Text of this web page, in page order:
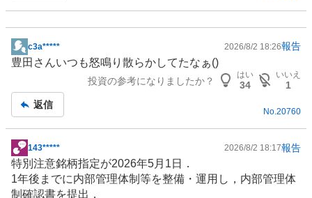
掲
示
事
c3a***** 2026/8/2 18:26報告
豊田さんいつも怒鳴り散らかしてたなぁ()
投資の参考になりましたか？
はい
34
いいえ
1
返信
No.20760
掲
示
板
143***** 2026/8/2 18:17報告
特別注意銘柄指定が2026年5月1日．
1年後までに内部管理体制等を整備・運用し，内部管理体
制確認書を提出．